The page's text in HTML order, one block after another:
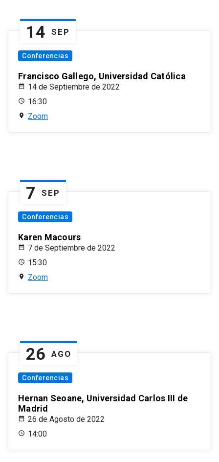
14 SEP
Conferencias
Francisco Gallego, Universidad Católica
14 de Septiembre de 2022
16:30
Zoom
7 SEP
Conferencias
Karen Macours
7 de Septiembre de 2022
15:30
Zoom
26 AGO
Conferencias
Hernan Seoane, Universidad Carlos III de
Madrid
26 de Agosto de 2022
14:00